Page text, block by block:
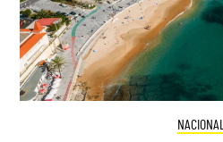
NACIONAL